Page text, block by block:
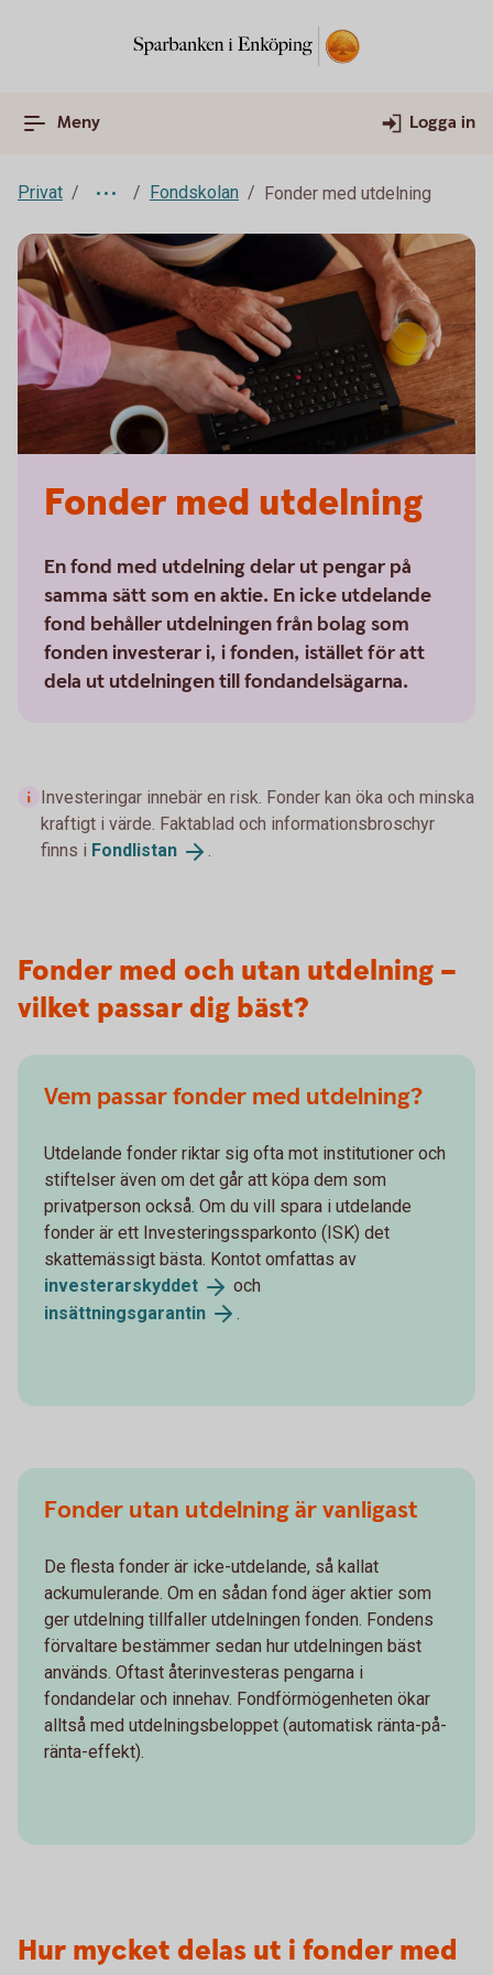
Meny Logga in
Privat Fondskolan Fonder med utdelning
Fonder med utdelning
En fond med utdelning delar ut pengar på
samma sätt som en aktie. En icke utdelande
fond behåller utdelningen från bolag som
fonden investerar i, i fonden, istället för att
dela ut utdelningen till fondandelsägarna.
Investeringar innebär en risk. Fonder kan öka och minska
kraftigt i värde. Faktablad och informationsbroschyr
finns i Fondlistan .
Fonder med och utan utdelning –
vilket passar dig bäst?
Vem passar fonder med utdelning?
Utdelande fonder riktar sig ofta mot institutioner och
stiftelser även om det går att köpa dem som
privatperson också. Om du vill spara i utdelande
fonder är ett Investeringssparkonto (ISK) det
skattemässigt bästa. Kontot omfattas av
investerarskyddet
och
insättningsgarantin
.
Fonder utan utdelning är vanligast
De flesta fonder är icke-utdelande, så kallat
ackumulerande. Om en sådan fond äger aktier som
ger utdelning tillfaller utdelningen fonden. Fondens
förvaltare bestämmer sedan hur utdelningen bäst
används. Oftast återinvesteras pengarna i
fondandelar och innehav. Fondförmögenheten ökar
alltså med utdelningsbeloppet (automatisk ränta-på-
ränta-effekt).
Hur mycket delas ut i fonder med